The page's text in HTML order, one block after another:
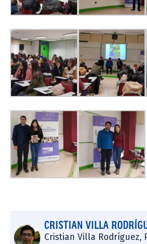
CRISTIAN VILLA
Cristian Villa Rodríguez,